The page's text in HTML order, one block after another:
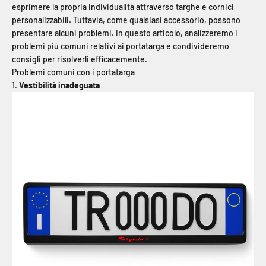
esprimere la propria individualità attraverso targhe e cornici
personalizzabili. Tuttavia, come qualsiasi accessorio, possono
presentare alcuni problemi. In questo articolo, analizzeremo i
problemi più comuni relativi ai portatarga e condivideremo
consigli per risolverli efficacemente.
Problemi comuni con i portatarga
1. Vestibilità inadeguata